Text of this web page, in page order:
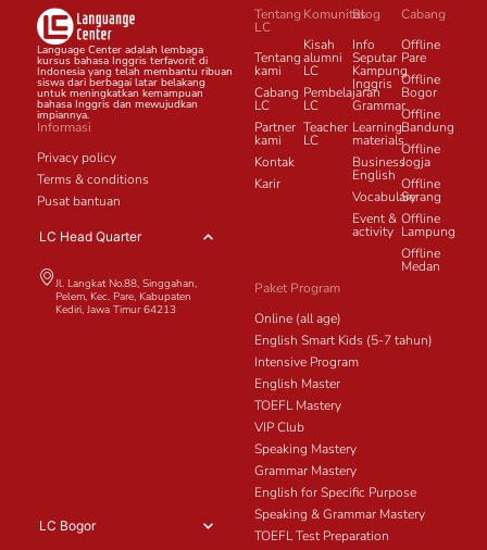
Language Center adalah lembaga
kursus bahasa Inggris terfavorit di
Indonesia yang telah membantu ribuan
siswa dari berbagai latar belakang
untuk meningkatkan kemampuan
bahasa Inggris dan mewujudkan
impiannya.
Informasi
Privacy policy
Terms & conditions
Pusat bantuan
LC Head Quarter
Jl. Langkat No.88, Singgahan,
Pelem, Kec. Pare, Kabupaten
Kediri, Jawa Timur 64213
LC Bogor
Tentang
LC
Tentang
kami
Cabang
LC
Partner
kami
Kontak
Karir
Komunitas
Kisah
alumni
LC
Pembelajaran
LC
Teacher
LC
Blog
Info
Seputar
Kampung
Inggris
Grammar
Learning
materials
Business
English
Vocabulary
Event &
activity
Cabang
Offline
Pare
Offline
Bogor
Offline
Bandung
Offline
Jogja
Offline
Serang
Offline
Lampung
Offline
Medan
Paket Program
Online (all age)
English Smart Kids (5-7 tahun)
Intensive Program
English Master
TOEFL Mastery
VIP Club
Speaking Mastery
Grammar Mastery
English for Specific Purpose
Speaking & Grammar Mastery
TOEFL Test Preparation